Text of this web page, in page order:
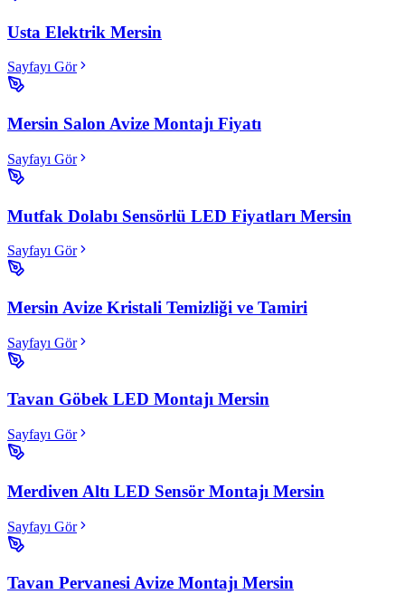
Usta Elektrik Mersin
Sayfayı Gör
Mersin Salon Avize Montajı Fiyatı
Sayfayı Gör
Mutfak Dolabı Sensörlü LED Fiyatları Mersin
Sayfayı Gör
Mersin Avize Kristali Temizliği ve Tamiri
Sayfayı Gör
Tavan Göbek LED Montajı Mersin
Sayfayı Gör
Merdiven Altı LED Sensör Montajı Mersin
Sayfayı Gör
Tavan Pervanesi Avize Montajı Mersin